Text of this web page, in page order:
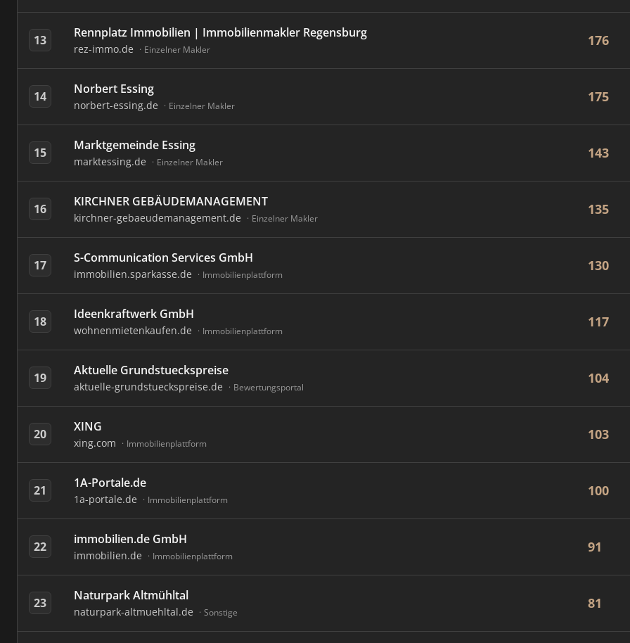
13 Rennplatz Immobilien | Immobilienmakler Regensburg
rez-immo.de Einzelner Makler
176
14 Norbert Essing
norbert-essing.de Einzelner Makler
175
15 Marktgemeinde Essing
marktessing.de Einzelner Makler
143
16 KIRCHNER GEBÄUDEMANAGEMENT
kirchner-gebaeudemanagement.de Einzelner Makler
135
17 S-Communication Services GmbH
immobilien.sparkasse.de Immobilienplattform
130
18 Ideenkraftwerk GmbH
wohnenmietenkaufen.de Immobilienplattform
117
19 Aktuelle Grundstueckspreise
aktuelle-grundstueckspreise.de Bewertungsportal
104
20 XING
xing.com Immobilienplattform
103
21 1A-Portale.de
1a-portale.de Immobilienplattform
100
22 immobilien.de GmbH
immobilien.de Immobilienplattform
91
23 Naturpark Altmühltal
naturpark-altmuehltal.de Sonstige
81